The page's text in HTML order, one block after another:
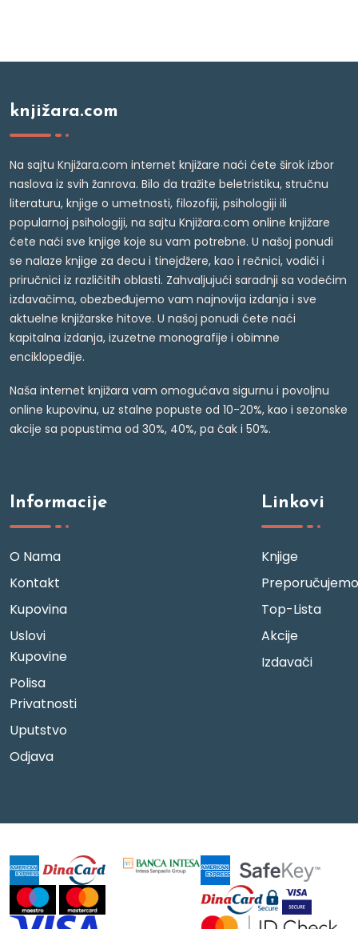
knjižara.com
Na sajtu Knjižara.com internet knjižare naći ćete širok izbor
naslova iz svih žanrova. Bilo da tražite beletristiku, stručnu
literaturu, knjige o umetnosti, filozofiji, psihologiji ili
popularnoj psihologiji, na sajtu Knjižara.com online knjižare
ćete naći sve knjige koje su vam potrebne. U našoj ponudi
se nalaze knjige za decu i tinejdžere, kao i rečnici, vodiči i
priručnici iz različitih oblasti. Zahvaljujući saradnji sa vodećim
izdavačima, obezbeđujemo vam najnovija izdanja i sve
aktuelne knjižarske hitove. U našoj ponudi ćete naći
kapitalna izdanja, izuzetne monografije i obimne
enciklopedije.
Naša internet knjižara vam omogućava sigurnu i povoljnu
online kupovinu, uz stalne popuste od 10-20%, kao i sezonske
akcije sa popustima od 30%, 40%, pa čak i 50%.
Informacije
O Nama
Kontakt
Kupovina
Uslovi
Kupovine
Polisa
Privatnosti
Uputstvo
Odjava
Linkovi
Knjige
Preporučujemo
Top-Lista
Akcije
Izdavači